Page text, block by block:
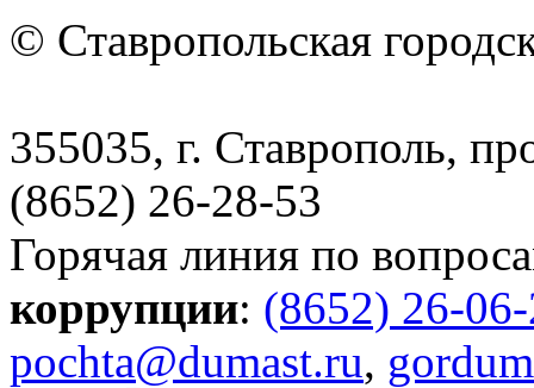
© Ставропольская
355035, г. Ставрополь,
(8652) 26-28-53
Горячая линия по
коррупции: (8652) 26-
pochta@dumast.ru,